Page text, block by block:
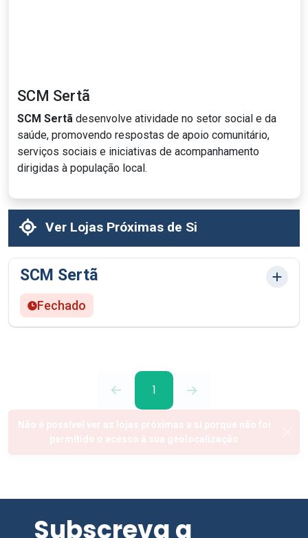
SCM Sertã
SCM Sertã desenvolve atividade no setor social e da
saúde, promovendo respostas de apoio comunitário,
serviços sociais e iniciativas de acompanhamento
dirigidas à população local.
Ver Lojas Próximas de Si
SCM Sertã
Fechado
1
Newsletter